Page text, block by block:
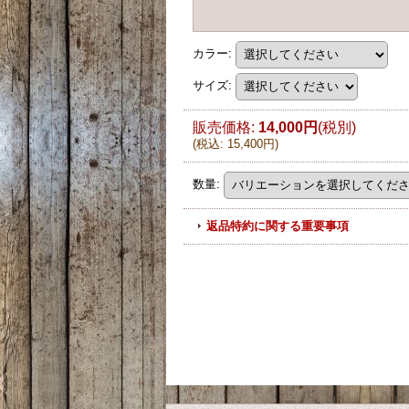
カラー:
サイズ:
販売価格: 14,000円 (税別)
(税込: 15,400円)
数量:
返品特約に関する重要事項